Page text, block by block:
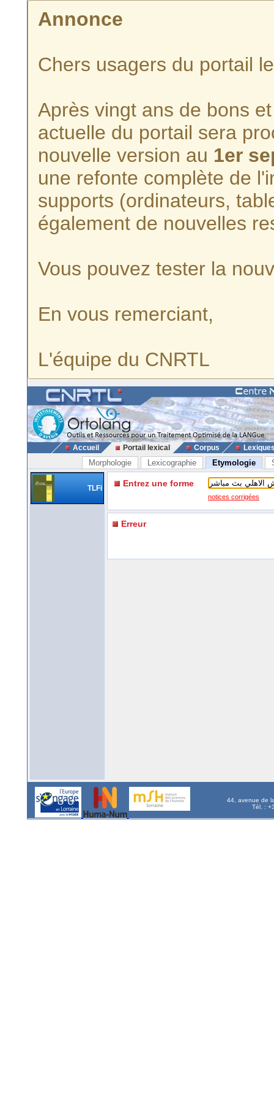
Annonce
Chers usagers du portail
Après vingt ans de bons
actuelle du portail sera
nouvelle version au 1er
une refonte complète de
supports (ordinateurs,
également de nouvelles
Vous pouvez tester la
En vous remerciant,
L'équipe du CNRTL
Accueil Portail lexical Corpus
Morphologie Lexicographie Etymologie
TLFi Entrez une forme
notices corrigées
Erreur
44, avenue de
Tél. :